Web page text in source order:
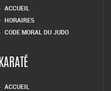
ACCUEIL
HORAIRES
CODE MORAL DU JUDO
KARATÉ
ACCUEIL